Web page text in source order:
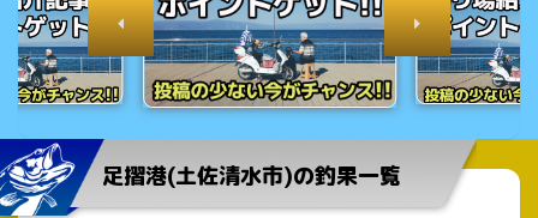
足摺港(土佐清水市)の釣果一覧